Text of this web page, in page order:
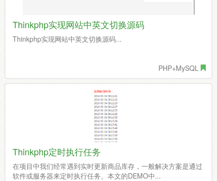
Thinkphp实现网站中英文切换源码
Thinkphp实现网站中英文切换源码...
PHP+MySQL
Thinkphp定时执行任务
在项目中我们经常遇到实时更新商品库存，一般解决方案是通过
软件或服务器来定时执行任务。本文的DEMO中...